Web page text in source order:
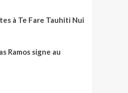
à Te Fare Tauhiti Nui
Ramos signe au